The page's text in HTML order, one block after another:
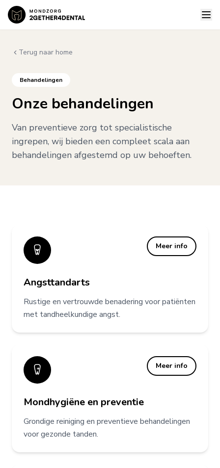
Terug naar home
Behandelingen
Onze behandelingen
Van preventieve zorg tot specialistische
ingrepen, wij bieden een compleet scala aan
behandelingen afgestemd op uw behoeften.
Meer info
Angsttandarts
Rustige en vertrouwde benadering voor patiënten
met tandheelkundige angst.
Meer info
Mondhygiëne en preventie
Grondige reiniging en preventieve behandelingen
voor gezonde tanden.